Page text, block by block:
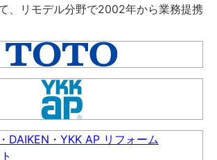
、リモデル分野で2002年から業務提携